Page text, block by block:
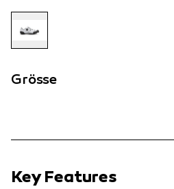
Grösse
Key Features